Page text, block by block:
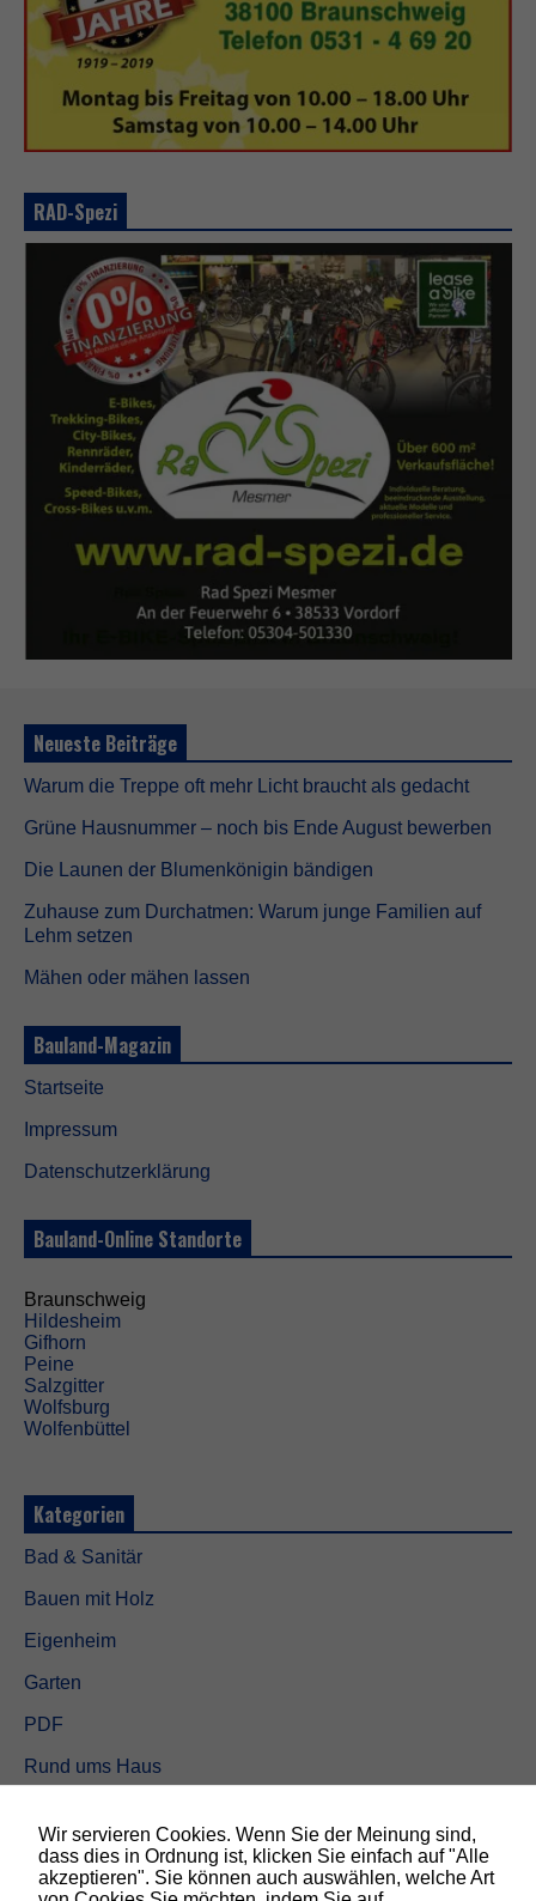
RAD-Spezi
Neueste Beiträge
Warum die Treppe oft mehr Licht braucht als gedacht
Grüne Hausnummer – noch bis Ende August bewerben
Die Launen der Blumenkönigin bändigen
Zuhause zum Durchatmen: Warum junge Familien auf
Lehm setzen
Mähen oder mähen lassen
Bauland-Magazin
Startseite
Impressum
Datenschutzerklärung
Bauland-Online Standorte
Braunschweig
Hildesheim
Gifhorn
Peine
Salzgitter
Wolfsburg
Wolfenbüttel
Kategorien
Bad & Sanitär
Bauen mit Holz
Eigenheim
Garten
PDF
Rund ums Haus
Sicherheit
Wir servieren Cookies. Wenn Sie der Meinung sind,
dass dies in Ordnung ist, klicken Sie einfach auf "Alle
akzeptieren". Sie können auch auswählen, welche Art
N
o
t
w